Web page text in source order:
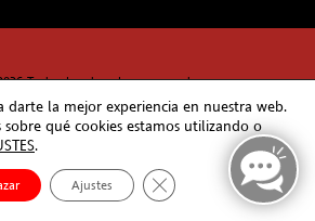
Todos los derechos reservados
darte la mejor experiencia en nuestra web.
qué cookies estamos utilizando o
.
Ajustes Cerrar el banner de